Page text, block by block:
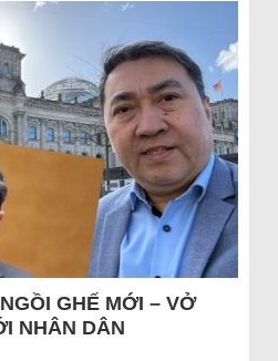
GHẾ MỚI – VỞ
NHÂN DÂN